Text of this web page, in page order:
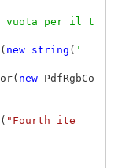
vuota per il t
( new string ( '
( new
PdfRgbCo
( "Fourth ite